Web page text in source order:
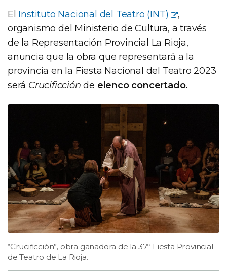
El Instituto Nacional del Teatro (INT)
,
organismo del Ministerio de Cultura, a través
de la Representación Provincial La Rioja,
anuncia que la obra que representará a la
provincia en la Fiesta Nacional del Teatro 2023
será Crucificción de elenco concertado.
“Crucificción”, obra ganadora de la 37º Fiesta Provincial
de Teatro de La Rioja.